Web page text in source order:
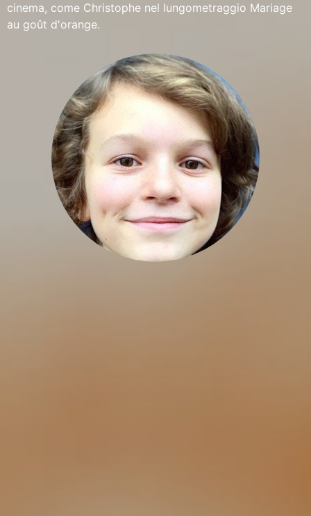
cinema, come Christophe nel lungometraggio Mariage
au goût d'orange.